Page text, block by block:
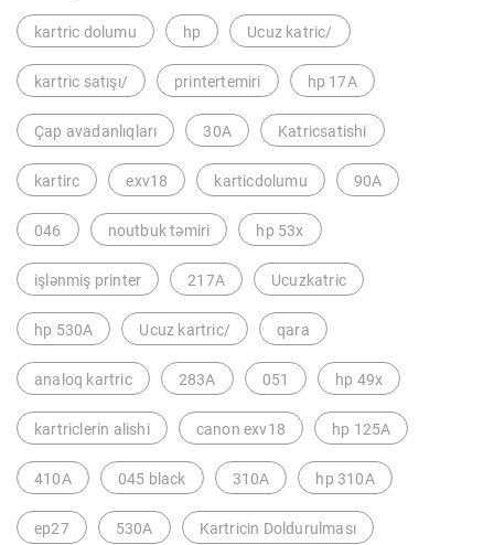
kartric dolumu hp Ucuz katric/
kartric satışı/ printertemiri hp 17A
Çap avadanlıqları 30A Katricsatishi
kartirc exv18 karticdolumu 90A
046 noutbuk təmiri hp 53x
işlənmiş printer 217A Ucuzkatric
hp 530A Ucuz kartric/ qara
analoq kartric 283A 051 hp 49x
kartriclerin alishi canon exv18 hp 125A
410A 045 black 310A hp 310A
ep27 530A Kartricin Doldurulması